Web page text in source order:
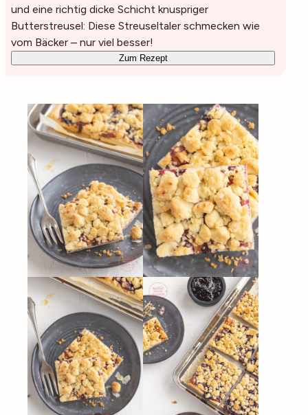
und eine richtig dicke Schicht knuspriger
Butterstreusel: Diese Streuseltaler schmecken wie
vom Bäcker – nur viel besser!
Zum Rezept